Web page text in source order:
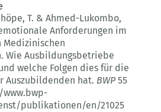
T. & Ahmed-Lukombo,
Anforderungen im
Wie Ausbildungsbetriebe
welche Folgen dies für die
Auszubildenden hat. BWP55
publikationen/en/21025